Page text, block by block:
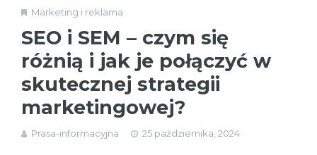
Marketing i reklama
SEO i SEM – czym się
różnią i jak je połączyć w
skutecznej strategii
marketingowej?
Prasa-informacyjna 25 października, 2024